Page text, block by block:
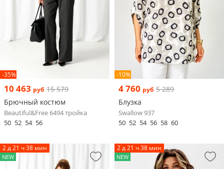
-35%
10 463 руб 15 579
Брючный костюм
Beautiful&Free 6494 тройка
50 52 54 56
-10%
4 760 руб 5 289
Блузка
Swallow 937
50 52 54 56 58 60
2 д 21 ч 38 мин
NEW
2 д 21 ч 38 мин
NEW